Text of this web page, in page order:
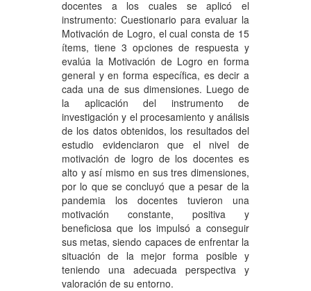
docentes a los cuales se aplicó el
instrumento: Cuestionario para evaluar la
Motivación de Logro, el cual consta de 15
ítems, tiene 3 opciones de respuesta y
evalúa la Motivación de Logro en forma
general y en forma específica, es decir a
cada una de sus dimensiones. Luego de
la aplicación del instrumento de
investigación y el procesamiento y análisis
de los datos obtenidos, los resultados del
estudio evidenciaron que el nivel de
motivación de logro de los docentes es
alto y así mismo en sus tres dimensiones,
por lo que se concluyó que a pesar de la
pandemia los docentes tuvieron una
motivación constante, positiva y
beneficiosa que los impulsó a conseguir
sus metas, siendo capaces de enfrentar la
situación de la mejor forma posible y
teniendo una adecuada perspectiva y
valoración de su entorno.